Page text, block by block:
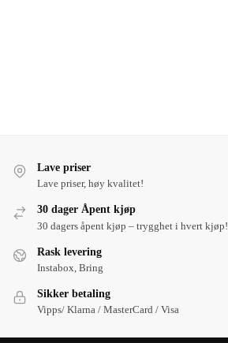
Lave priser
Lave priser, høy kvalitet!
30 dager Åpent kjøp
30 dagers åpent kjøp – trygghet i hvert kjøp!
Rask levering
Instabox, Bring
Sikker betaling
Vipps/ Klarna / MasterCard / Visa